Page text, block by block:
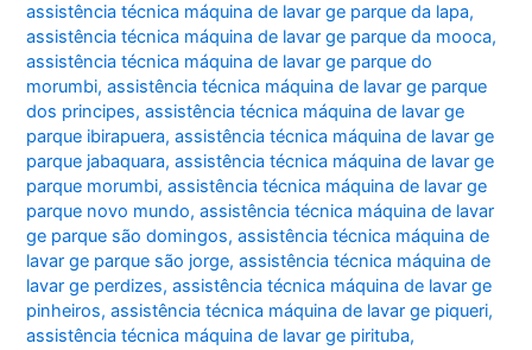
assistência técnica máquina de lavar ge parque da lapa,
assistência técnica máquina de lavar ge parque da mooca,
assistência técnica máquina de lavar ge parque do
morumbi,assistência técnica máquina de lavar ge parque
dos principes,assistência técnica máquina de lavar ge
parque ibirapuera,assistência técnica máquina de lavar ge
parque jabaquara,assistência técnica máquina de lavar ge
parque morumbi,assistência técnica máquina de lavar ge
parque novo mundo,assistência técnica máquina de lavar
ge parque são domingos,assistência técnica máquina de
lavar ge parque são jorge,assistência técnica máquina de
lavar ge perdizes,assistência técnica máquina de lavar ge
pinheiros,assistência técnica máquina de lavar ge piqueri,
assistência técnica máquina de lavar ge pirituba,